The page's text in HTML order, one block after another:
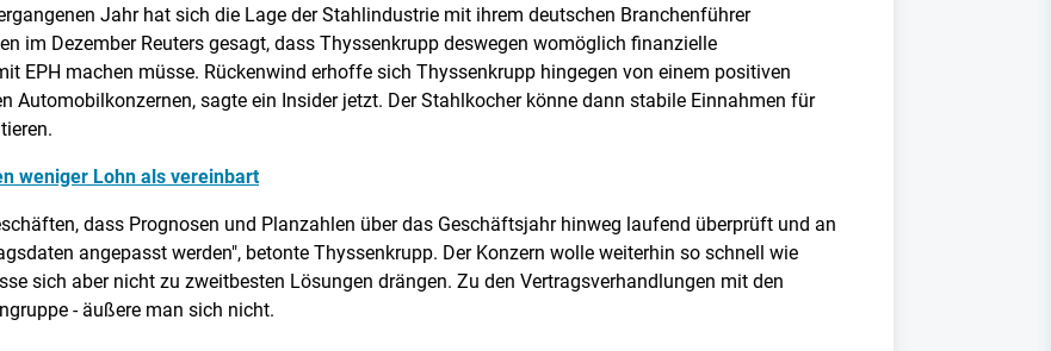
Jahr hat sich die Lage der Stahlindustrie mit ihrem deutschen Branchenführer
im Dezember Reuters gesagt, dass Thyssenkrupp deswegen womöglich finanzielle
EPH machen müsse. Rückenwind erhoffe sich Thyssenkrupp hingegen von einem positiven
Automobilkonzernen, sagte ein Insider jetzt. Der Stahlkocher könne dann stabile Einnahmen für
weniger Lohn als vereinbart
dass Prognosen und Planzahlen über das Geschäftsjahr hinweg laufend überprüft und an
angepasst werden", betonte Thyssenkrupp. Der Konzern wolle weiterhin so schnell wie
sich aber nicht zu zweitbesten Lösungen drängen. Zu den Vertragsverhandlungen mit den
- äußere man sich nicht.